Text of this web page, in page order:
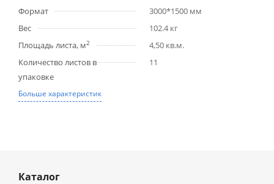
Формат
3000*1500 мм
Вес
102.4 кг
Площадь листа, м2
4,50 кв.м.
Количество листов в
упаковке
11
Больше характеристик
Каталог